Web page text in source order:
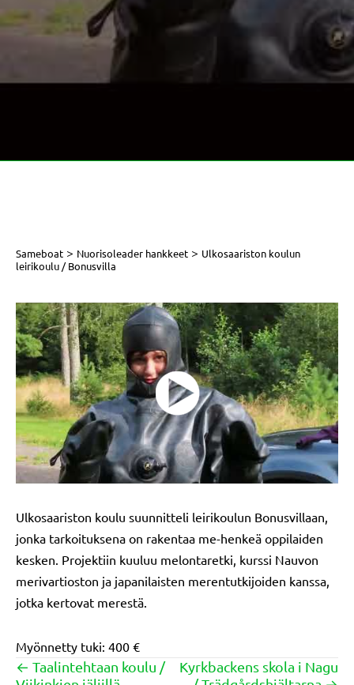
Sameboat > Nuorisoleader hankkeet > Ulkosaariston koulun
leirikoulu / Bonusvilla
Ulkosaariston koulu suunnitteli leirikoulun Bonusvillaan,
jonka tarkoituksena on rakentaa me-henkeä oppilaiden
kesken. Projektiin kuuluu melontaretki, kurssi Nauvon
merivartioston ja japanilaisten merentutkijoiden kanssa,
jotka kertovat merestä.
Myönnetty tuki: 400 €
Posts
← Taalintehtaan koulu /
Kyrkbackens skola i Nagu